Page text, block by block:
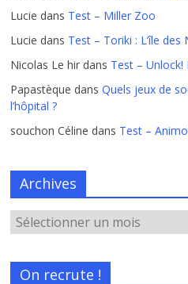
Lucie dans Test – Miller Zoo
Lucie dans Test – Toriki : L’île des
Nicolas Le hir dans Test – Unlock!
Papastèque dansQuels jeux de
l’hôpital ?
souchon Céline dans Test –
Archives
On recrute !